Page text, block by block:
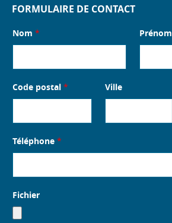
FORMULAIRE DE CONTACT
Nom * Prénom
Code postal * Ville
Téléphone *
Fichier